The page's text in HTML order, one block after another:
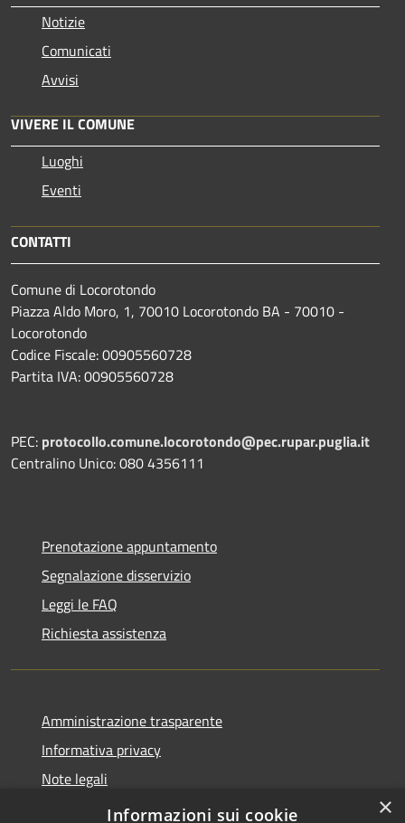
Notizie
Comunicati
Avvisi
VIVERE IL COMUNE
Luoghi
Eventi
CONTATTI
Comune di Locorotondo
Piazza Aldo Moro, 1, 70010 Locorotondo BA - 70010 -
Locorotondo
Codice Fiscale: 00905560728
Partita IVA: 00905560728
PEC: protocollo.comune.locorotondo@pec.rupar.puglia.it
Centralino Unico: 080 4356111
Prenotazione appuntamento
Segnalazione disservizio
Leggi le FAQ
Richiesta assistenza
Amministrazione trasparente
Informativa privacy
Note legali
Dichiarazione di accessibilità
×
Informazioni sui cookie